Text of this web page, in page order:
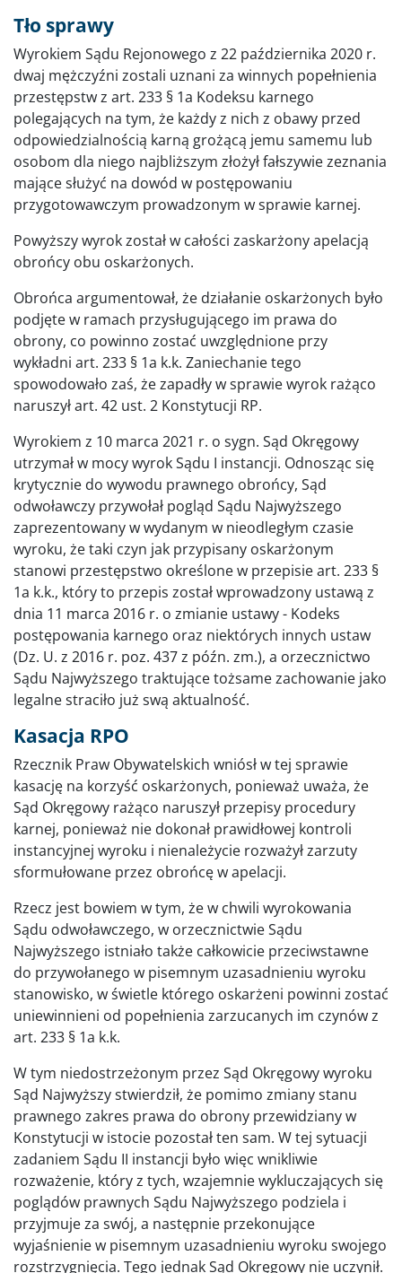
Tło sprawy
Wyrokiem Sądu Rejonowego z 22 października 2020 r.
dwaj mężczyźni zostali uznani za winnych popełnienia
przestępstw z art. 233 § 1a Kodeksu karnego
polegających na tym, że każdy z nich z obawy przed
odpowiedzialnością karną grożącą jemu samemu lub
osobom dla niego najbliższym złożył fałszywie zeznania
mające służyć na dowód w postępowaniu
przygotowawczym prowadzonym w sprawie karnej.
Powyższy wyrok został w całości zaskarżony apelacją
obrońcy obu oskarżonych.
Obrońca argumentował, że działanie oskarżonych było
podjęte w ramach przysługującego im prawa do
obrony, co powinno zostać uwzględnione przy
wykładni art. 233 § 1a k.k. Zaniechanie tego
spowodowało zaś, że zapadły w sprawie wyrok rażąco
naruszył art. 42 ust. 2 Konstytucji RP.
Wyrokiem z 10 marca 2021 r. o sygn. Sąd Okręgowy
utrzymał w mocy wyrok Sądu I instancji. Odnosząc się
krytycznie do wywodu prawnego obrońcy, Sąd
odwoławczy przywołał pogląd Sądu Najwyższego
zaprezentowany w wydanym w nieodległym czasie
wyroku, że taki czyn jak przypisany oskarżonym
stanowi przestępstwo określone w przepisie art. 233 §
1a k.k., który to przepis został wprowadzony ustawą z
dnia 11 marca 2016 r. o zmianie ustawy - Kodeks
postępowania karnego oraz niektórych innych ustaw
(Dz. U. z 2016 r. poz. 437 z późn. zm.), a orzecznictwo
Sądu Najwyższego traktujące tożsame zachowanie jako
legalne straciło już swą aktualność.
Kasacja RPO
Rzecznik Praw Obywatelskich wniósł w tej sprawie
kasację na korzyść oskarżonych, ponieważ uważa, że
Sąd Okręgowy rażąco naruszył przepisy procedury
karnej, ponieważ nie dokonał prawidłowej kontroli
instancyjnej wyroku i nienależycie rozważył zarzuty
sformułowane przez obrońcę w apelacji.
Rzecz jest bowiem w tym, że w chwili wyrokowania
Sądu odwoławczego, w orzecznictwie Sądu
Najwyższego istniało także całkowicie przeciwstawne
do przywołanego w pisemnym uzasadnieniu wyroku
stanowisko, w świetle którego oskarżeni powinni zostać
uniewinnieni od popełnienia zarzucanych im czynów z
art. 233 § 1a k.k.
W tym niedostrzeżonym przez Sąd Okręgowy wyroku
Sąd Najwyższy stwierdził, że pomimo zmiany stanu
prawnego zakres prawa do obrony przewidziany w
Konstytucji w istocie pozostał ten sam. W tej sytuacji
zadaniem Sądu II instancji było więc wnikliwie
rozważenie, który z tych, wzajemnie wykluczających się
poglądów prawnych Sądu Najwyższego podziela i
przyjmuje za swój, a następnie przekonujące
wyjaśnienie w pisemnym uzasadnieniu wyroku swojego
rozstrzygnięcia. Tego jednak Sąd Okręgowy nie uczynił.